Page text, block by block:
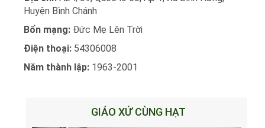
Huyện Bình Chánh
Bổn mạng: Đức Mẹ Lên Trời
Điện thoại: 54306008
Năm thành lập: 1963-2001
GIÁO XỨ CÙNG HẠT